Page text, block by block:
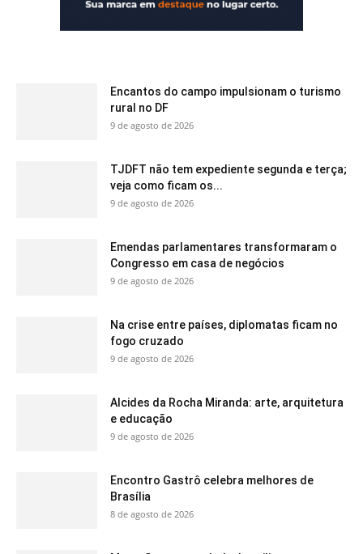
Encantos do campo impulsionam o turismo
rural no DF
9 de agosto de 2026
TJDFT não tem expediente segunda e terça;
veja como ficam os...
9 de agosto de 2026
Emendas parlamentares transformaram o
Congresso em casa de negócios
9 de agosto de 2026
Na crise entre países, diplomatas ficam no
fogo cruzado
9 de agosto de 2026
Alcides da Rocha Miranda: arte, arquitetura
e educação
9 de agosto de 2026
Encontro Gastrô celebra melhores de
Brasília
8 de agosto de 2026